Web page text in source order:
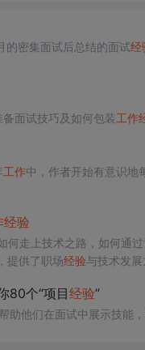
的密集面试后总结的面试经
面试技巧及如何包装工作
工作中，作者开始有意识地
经验
走上技术之路，如何通
提供了职场经验与技术发
80个“项目经验”
助他们在面试中展示技能